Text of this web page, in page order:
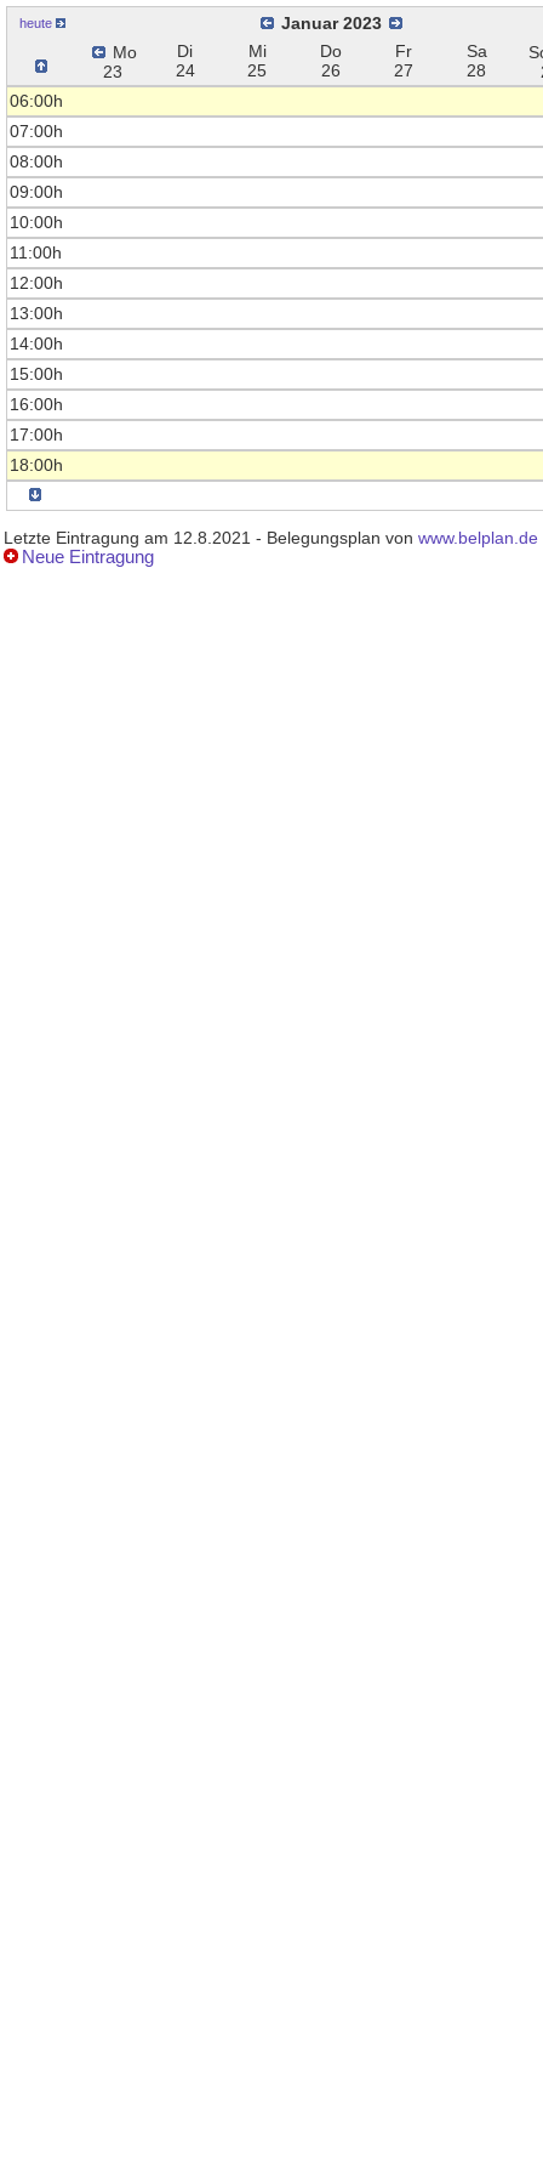
heute
Januar 2023
Mo
23
Di
24
Mi
25
Do
26
Fr
27
Sa
28
06:00h
07:00h
08:00h
09:00h
10:00h
11:00h
12:00h
13:00h
14:00h
15:00h
16:00h
17:00h
18:00h
Letzte Eintragung am 12.8.2021 - Belegungsplan von www.belplan.de
Neue Eintragung